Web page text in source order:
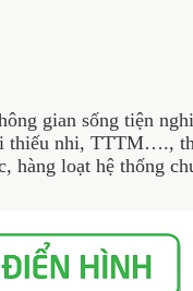
gian sống tiện
nhi, TTTM….,
loạt hệ thống